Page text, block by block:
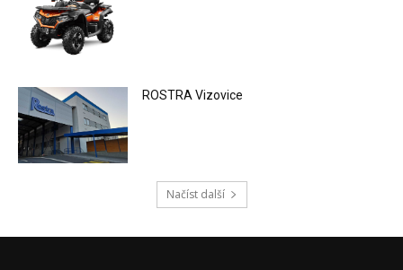
ROSTRA Vizovice
Načíst další